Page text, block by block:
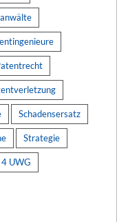
Schadensersatz
Strategie
4 UWG